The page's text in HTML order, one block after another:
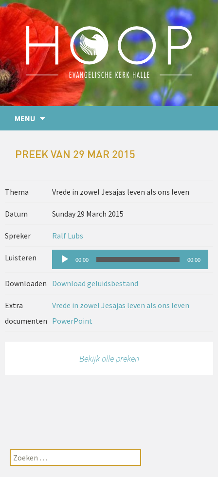
MENU
PREEK VAN 29 MAR 2015
Thema Vrede in zowel Jesajas leven als ons leven
Datum Sunday 29 March 2015
Spreker Ralf Lubs
Luisteren Audiospeler
00:00 00:00
Downloaden Download geluidsbestand
Extra
documenten
Vrede in zowel Jesajas leven als ons leven
PowerPoint
Bekijk alle preken